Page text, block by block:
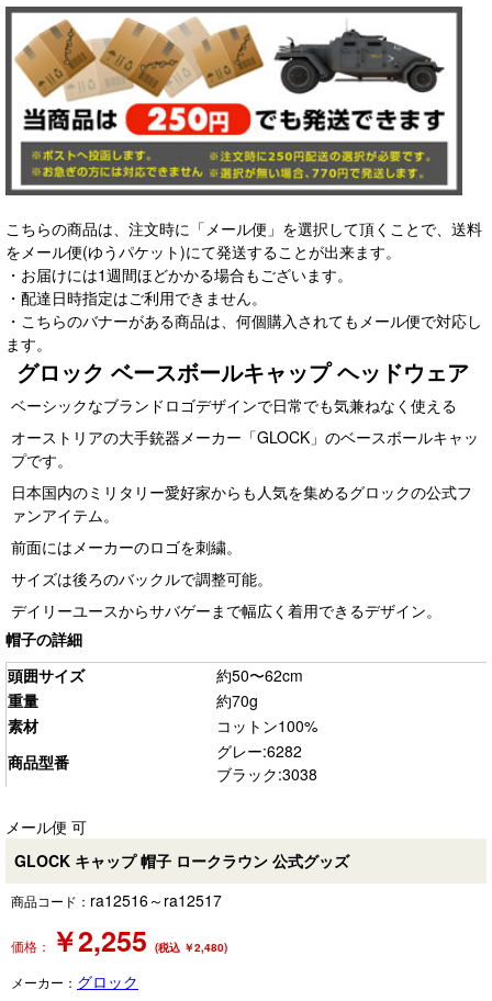
こちらの商品は、注文時に「メール便」を選択して頂くことで、送料
をメール便(ゆうパケット)にて発送することが出来ます。
・お届けには1週間ほどかかる場合もございます。
・配達日時指定はご利用できません。
・こちらのバナーがある商品は、何個購入されてもメール便で対応し
ます。
グロック ベースボールキャップ ヘッドウェア
ベーシックなブランドロゴデザインで日常でも気兼ねなく使える
オーストリアの大手銃器メーカー「GLOCK」のベースボールキャッ
プです。
日本国内のミリタリー愛好家からも人気を集めるグロックの公式フ
ァンアイテム。
前面にはメーカーのロゴを刺繍。
サイズは後ろのバックルで調整可能。
デイリーユースからサバゲーまで幅広く着用できるデザイン。
帽子の詳細
頭囲サイズ
約50〜62cm
重量
約70g
素材
コットン100%
商品型番
グレー:6282
ブラック:3038
メール便 可
GLOCK キャップ 帽子 ロークラウン 公式グッズ
商品コード： ra12516～ra12517
価格： ￥2,255 (税込 ￥2,480)
メーカー： グロック